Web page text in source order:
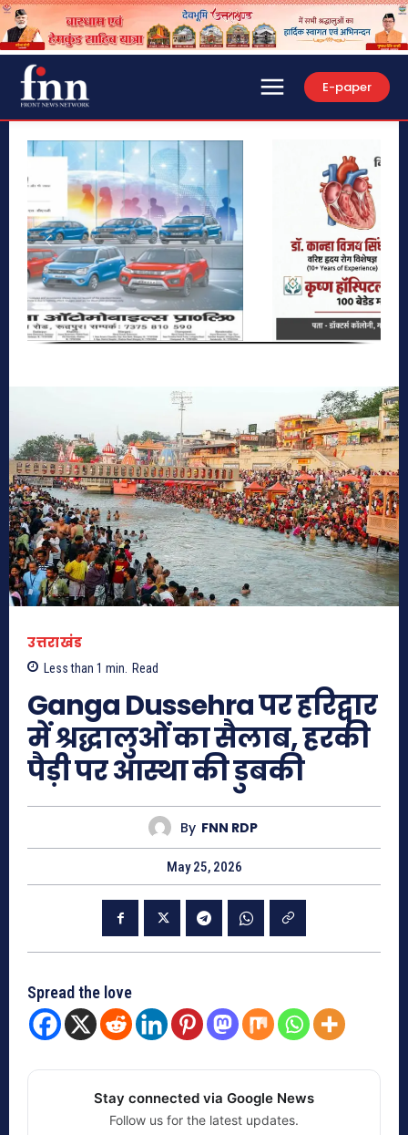
E-paper
उत्तराखंड
Less than 1 min. Read
Ganga Dussehra पर हरिद्वार
में श्रद्धालुओं का सैलाब, हरकी
पैड़ी पर आस्था की डुबकी
By FNN RDP
May 25, 2026
Spread the love
Stay connected via Google News
Follow us for the latest updates.